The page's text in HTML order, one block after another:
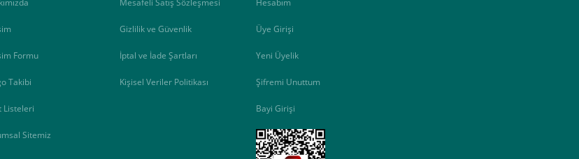
Formu
Takibi
Listeleri
Sitemiz
Mesafeli Satış Sözleşmesi
Gizlilik ve Güvenlik
İptal ve İade Şartları
Kişisel Veriler Politikası
Hesabım
Üye Girişi
Yeni Üyelik
Şifremi Unuttum
Bayi Girişi